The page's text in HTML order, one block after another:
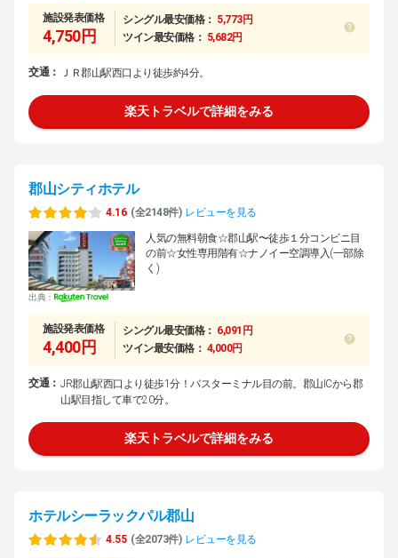
施設発表価格
4,750円
シングル最安価格： 5,773円
ツイン最安価格： 5,682円
交通： ＪＲ郡山駅西口より徒歩約4分。
楽天トラベルで詳細をみる
郡山シティホテル
4.16 (全2148件) レビューを見る
出典：
人気の無料朝食☆郡山駅〜徒歩１分コンビニ目
の前☆女性専用階有☆ナノイー空調導入(一部除
く)
施設発表価格
4,400円
シングル最安価格： 6,091円
ツイン最安価格： 4,000円
交通： JR郡山駅西口より徒歩1分！バスターミナル目の前。郡山ICから郡
山駅目指して車で20分。
楽天トラベルで詳細をみる
ホテルシーラックパル郡山
4.55 (全2073件) レビューを見る